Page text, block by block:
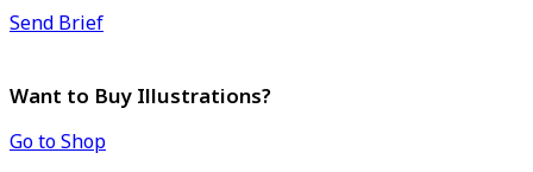
Send Brief
Want to Buy Illustrations?
Go to Shop